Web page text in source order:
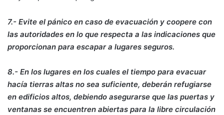
7.- Evite el pánico en caso de evacuación y coopere con
las autoridades en lo que respecta a las indicaciones que
proporcionan para escapar a lugares seguros.
8.- En los lugares en los cuales el tiempo para evacuar
hacía tierras altas no sea suficiente, deberán refugiarse
en edificios altos, debiendo asegurarse que las puertas y
ventanas se encuentren abiertas para la libre circulación